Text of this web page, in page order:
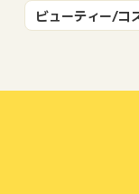
ビューティー/コ